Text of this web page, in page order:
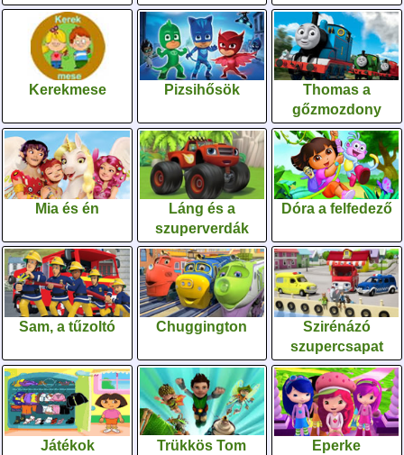
Kerekmese Pizsihősök
Thomas a
gőzmozdony
Mia és én
Láng és a
szuperverdák
Dóra a felfedező
Sam, a tűzoltó Chuggington
Szirénázó
szupercsapat
Játékok Trükkös Tom Eperke